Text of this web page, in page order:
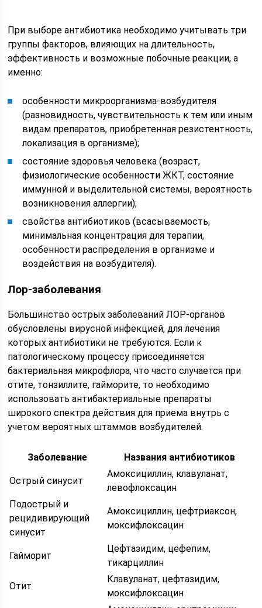
При выборе антибиотика необходимо учитывать три
группы факторов, влияющих на длительность,
эффективность и возможные побочные реакции, а
именно:
особенности микроорганизма-возбудителя
(разновидность, чувствительность к тем или иным
видам препаратов, приобретенная резистентность,
локализация в организме);
состояние здоровья человека (возраст,
физиологические особенности ЖКТ, состояние
иммунной и выделительной системы, вероятность
возникновения аллергии);
свойства антибиотиков (всасываемость,
минимальная концентрация для терапии,
особенности распределения в организме и
воздействия на возбудителя).
Лор-заболевания
Большинство острых заболеваний ЛОР-органов
обусловлены вирусной инфекцией, для лечения
которых антибиотики не требуются. Если к
патологическому процессу присоединяется
бактериальная микрофлора, что часто случается при
отите, тонзиллите, гайморите, то необходимо
использовать антибактериальные препараты
широкого спектра действия для приема внутрь с
учетом вероятных штаммов возбудителей.
Заболевание Названия антибиотиков
Острый синусит
Амоксициллин, клавуланат,
левофлоксацин
Подострый и
рецидивирующий
синусит
Амоксициллин, цефтриаксон,
моксифлоксацин
Гайморит
Цефтазидим, цефепим,
тикарциллин
Отит
Клавуланат, цефтазидим,
моксифлоксацин